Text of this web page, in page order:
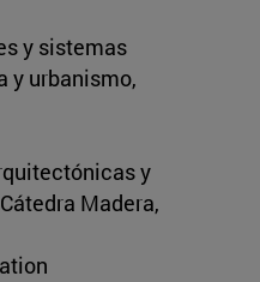
y sistemas
y urbanismo,
y
Madera,